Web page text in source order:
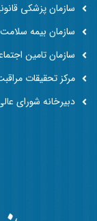
سازمان پزشکی
سازمان بیمه سلامت
سازمان تامین
مرکز تحقیقات
دبیرخانه شورای